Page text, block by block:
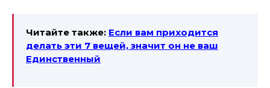
Читайте также: Если вам приходится
делать эти 7 вещей, значит он не ваш
Единственный